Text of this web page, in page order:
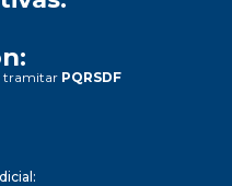
tramitar PQRSDF